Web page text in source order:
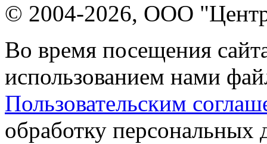
© 2004-2026, ООО "Центр
Во время посещения
использованием нами
Пользовательским
обработку персональных